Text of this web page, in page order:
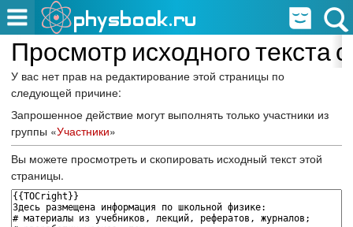
Просмотр исходного текста
У вас нет прав на редактирование этой страницы по
следующей причине:
Запрошенное действие могут выполнять только участники из
группы «Участники»
Вы можете просмотреть и скопировать исходный текст этой
страницы.